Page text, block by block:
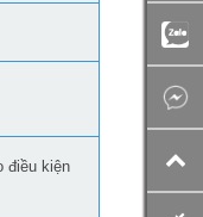
điều kiện